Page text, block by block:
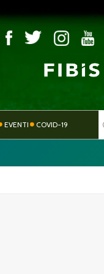
EVENTI COVID-19